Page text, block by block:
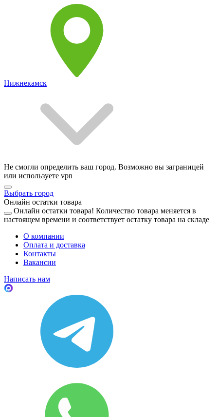
Нижнекамск
Не смогли определить ваш город. Возможно вы заграницей
или используете vpn
Выбрать город
Онлайн остатки товара
Онлайн остатки товара! Количество товара меняется в
настоящем времени и соответствует остатку товара на складе
О компании
Оплата и доставка
Контакты
Вакансии
Написать нам